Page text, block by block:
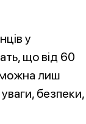
у
що від 60
можна лиш
безпеки,